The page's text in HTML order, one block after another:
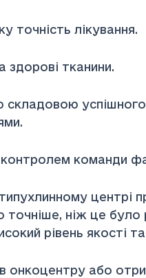
точність лікування.
здорові тканини.
команди
центрі
точніше, ніж це
рівень якості
онкоцентру або